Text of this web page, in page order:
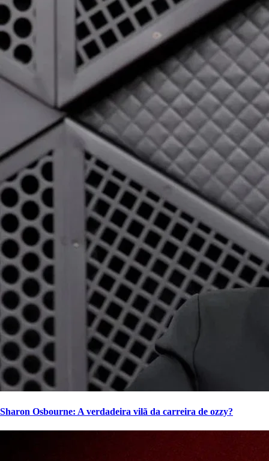
Sharon Osbourne: A verdadeira vilã da carreira de ozzy?